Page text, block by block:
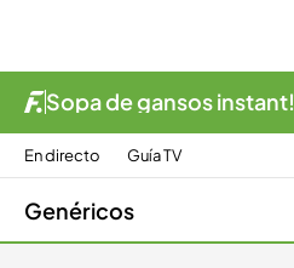
Sopa de gansos instant!
En directo Guía TV
Genéricos